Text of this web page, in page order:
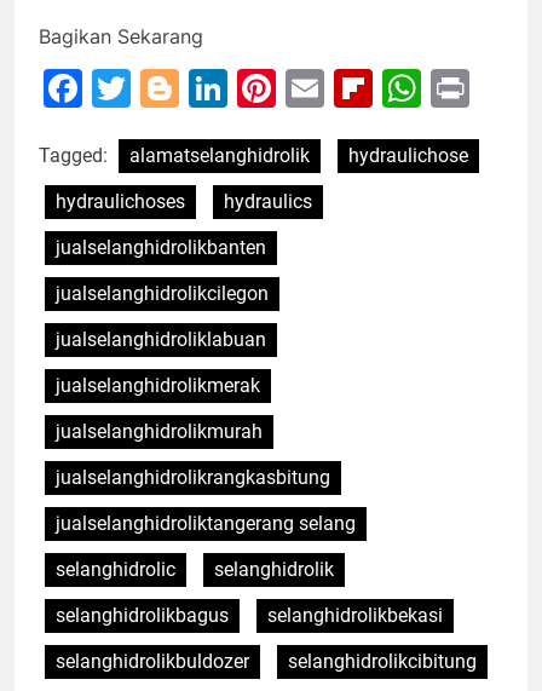
Bagikan Sekarang
Facebook
Twitter
Blogger
LinkedIn
Pinterest
Email
Tagged: alamatselanghidrolik
hydraulichose
hydraulichoses
hydraulics
jualselanghidrolikbanten
jualselanghidrolikcilegon
jualselanghidroliklabuan
jualselanghidrolikmerak
jualselanghidrolikmurah
jualselanghidrolikrangkasbitung
jualselanghidroliktangerang selang
selanghidrolic
selanghidrolik
selanghidrolikbagus
selanghidrolikbekasi
selanghidrolikbuldozer
selanghidrolikcibitung